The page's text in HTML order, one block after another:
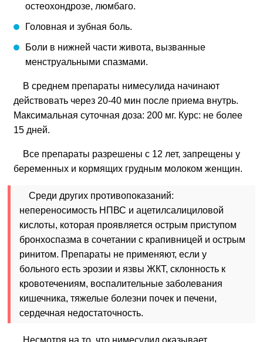
остеохондрозе, люмбаго.
Головная и зубная боль.
Боли в нижней части живота, вызванные
менструальными спазмами.
В среднем препараты нимесулида начинают
действовать через 20-40 мин после приема внутрь.
Максимальная суточная доза: 200 мг. Курс: не более
15 дней.
Все препараты разрешены с 12 лет, запрещены у
беременных и кормящих грудным молоком женщин.
Среди других противопоказаний:
непереносимость НПВС и ацетилсалициловой
кислоты, которая проявляется острым приступом
бронхоспазма в сочетании с крапивницей и острым
ринитом. Препараты не применяют, если у
больного есть эрозии и язвы ЖКТ, склонность к
кровотечениям, воспалительные заболевания
кишечника, тяжелые болезни почек и печени,
сердечная недостаточность.
Несмотря на то, что нимесулид оказывает